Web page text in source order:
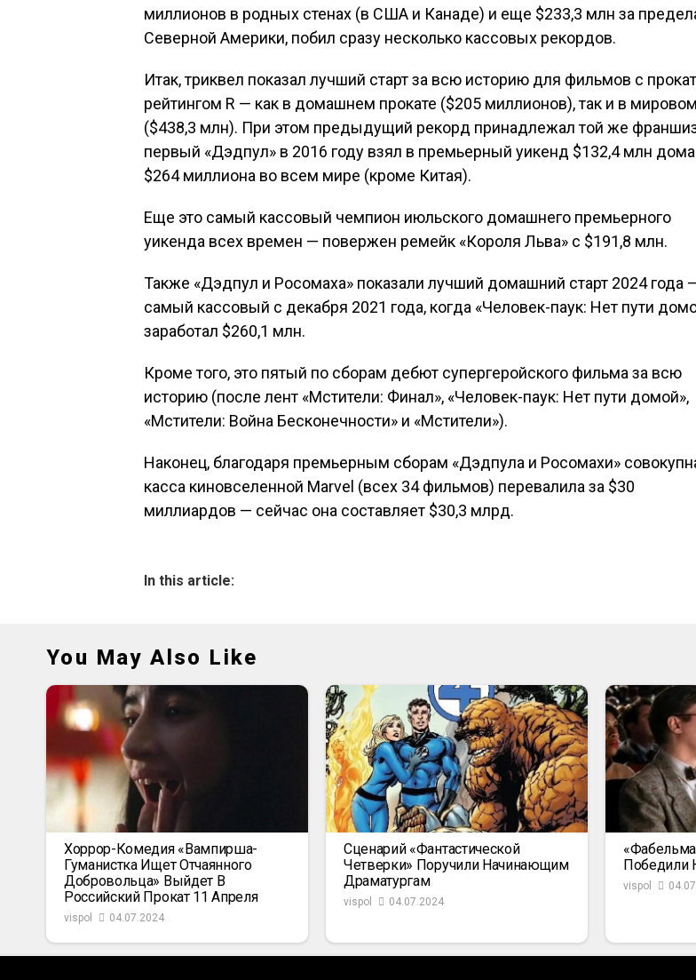
миллионов в родных стенах (в США и Канаде) и еще $233,3 млн за
Северной Америки, побил сразу несколько кассовых рекордов.
Итак, триквел показал лучший старт за всю историю для фильмов с
рейтингом R — как в домашнем прокате ($205 миллионов), так и в мировом
($438,3 млн). При этом предыдущий рекорд принадлежал той же
первый «Дэдпул» в 2016 году взял в премьерный уикенд $132,4 млн
$264 миллиона во всем мире (кроме Китая).
Еще это самый кассовый чемпион июльского домашнего премьерного
уикенда всех времен — повержен ремейк «Короля Льва» с $191,8 млн.
Также «Дэдпул и Росомаха» показали лучший домашний старт 2024 года
самый кассовый с декабря 2021 года, когда «Человек-паук: Нет пути
заработал $260,1 млн.
Кроме того, это пятый по сборам дебют супергеройского фильма за всю
историю (после лент «Мстители: Финал», «Человек-паук: Нет пути домой»,
«Мстители: Война Бесконечности» и «Мстители»).
Наконец, благодаря премьерным сборам «Дэдпула и Росомахи»
касса киновселенной Marvel (всех 34 фильмов) перевалила за $30
миллиардов — сейчас она составляет $30,3 млрд.
In this article:
You May Also Like
Хоррор-Комедия «Вампирша-
Гуманистка Ищет Отчаянного
Добровольца» Выйдет В
Российский Прокат 11 Апреля
vispol 04.07.2024
Сценарий «Фантастической
Четверки» Поручили Начинающим
Драматургам
vispol 04.07.2024
Победили
vispol